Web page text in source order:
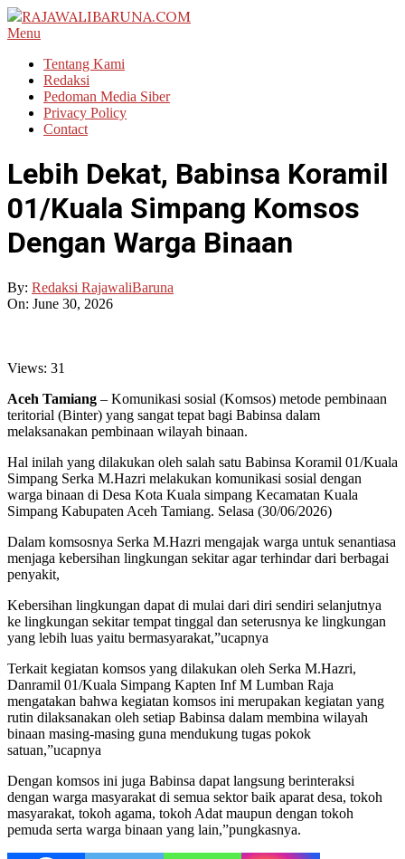
Skip
to
RAJAWALIBARUNA.COM
Primary
Menu
Menu
Tentang Kami
Redaksi
Pedoman Media Siber
Privacy Policy
Contact
Lebih Dekat, Babinsa Koramil
01/Kuala Simpang Komsos
Dengan Warga Binaan
By: Redaksi RajawaliBaruna
On: June 30, 2026
Views: 31
Aceh Tamiang – Komunikasi sosial (Komsos) metode pembinaan
teritorial (Binter) yang sangat tepat bagi Babinsa dalam
melaksanakan pembinaan wilayah binaan.
Hal inilah yang dilakukan oleh salah satu Babinsa Koramil 01/Kuala
Simpang Serka M.Hazri melakukan komunikasi sosial dengan
warga binaan di Desa Kota Kuala simpang Kecamatan Kuala
Simpang Kabupaten Aceh Tamiang. Selasa (30/06/2026)
Dalam komsosnya Serka M.Hazri mengajak warga untuk senantiasa
menjaga kebersihan lingkungan sekitar agar terhindar dari berbagai
penyakit,
Kebersihan lingkungan dapat di mulai dari diri sendiri selanjutnya
ke lingkungan sekitar tempat tinggal dan seterusnya ke lingkungan
yang lebih luas yaitu bermasyarakat,”ucapnya
Terkait kegiatan komsos yang dilakukan oleh Serka M.Hazri,
Danramil 01/Kuala Simpang Kapten Inf M Lumban Raja
mengatakan bahwa kegiatan komsos ini merupakan kegiatan yang
rutin dilaksanakan oleh setiap Babinsa dalam membina wilayah
binaan masing-masing guna mendukung tugas pokok
satuan,”ucapnya
Dengan komsos ini juga Babinsa dapat langsung berinteraksi
dengan warga masyarakat di semua sektor baik aparat desa, tokoh
masyarakat, tokoh agama, tokoh Adat maupun dengan tokoh
pemuda serta warga binaan yang lain,”pungkasnya.